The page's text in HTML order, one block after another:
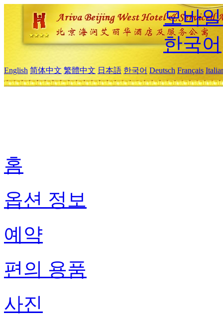
모바
한국어
English 简体中文 繁體中文 日本語 한국어 Deutsch Français
홈
옵션 정보
예약
편의 용품
사진